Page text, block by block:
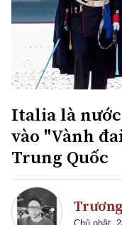
Italia là
vào "Vành
Trung Quốc